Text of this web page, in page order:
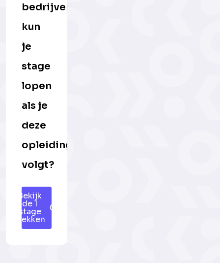
bedrijven
kun
je
stage
lopen
als je
deze
opleiding
volgt?
Bekijk
de 1
stage
plekken